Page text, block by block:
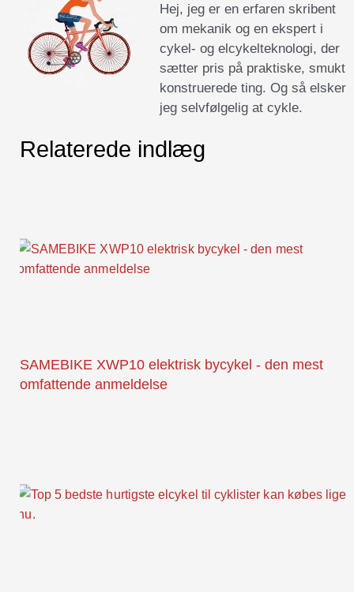
Hej, jeg er en erfaren skribent
om mekanik og en ekspert i
cykel- og elcykelteknologi, der
sætter pris på praktiske, smukt
konstruerede ting. Og så elsker
jeg selvfølgelig at cykle.
Relaterede indlæg
SAMEBIKE XWP10 elektrisk bycykel - den mest
omfattende anmeldelse